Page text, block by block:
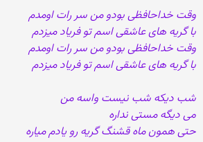
وقت خداحافظی بودو من سر رات اومدم
با گریه های عاشقی اسم تو فریاد میزدم
وقت خداحافظی بودو من سر رات اومدم
با گریه های عاشقی اسم تو فریاد میزدم
شب دیکه شب نیست واسه من
می دیگه مستی نداره
حتی همون ماه قشنگ گریه رو یادم میاره